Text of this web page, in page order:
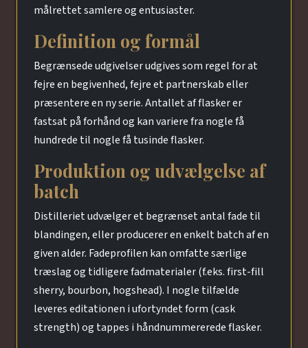
målrettet samlere og entusiaster.
Definition og formål
Begrænsede udgivelser udgives som regel for at
fejre en begivenhed, fejre et partnerskab eller
præsentere en ny serie. Antallet af flasker er
fastsat på forhånd og kan variere fra nogle få
hundrede til nogle få tusinde flasker.
Produktion og udvælgelse af
batch
Distilleriet udvælger et begrænset antal fade til
blandingen, eller producerer en enkelt batch af en
given alder. Fadeprofilen kan omfatte særlige
træslag og tidligere fadmaterialer (f.eks. first-fill
sherry, bourbon, hogshead). I nogle tilfælde
leveres editationen i ufortyndet form (cask
strength) og tappes i håndnummererede flasker.